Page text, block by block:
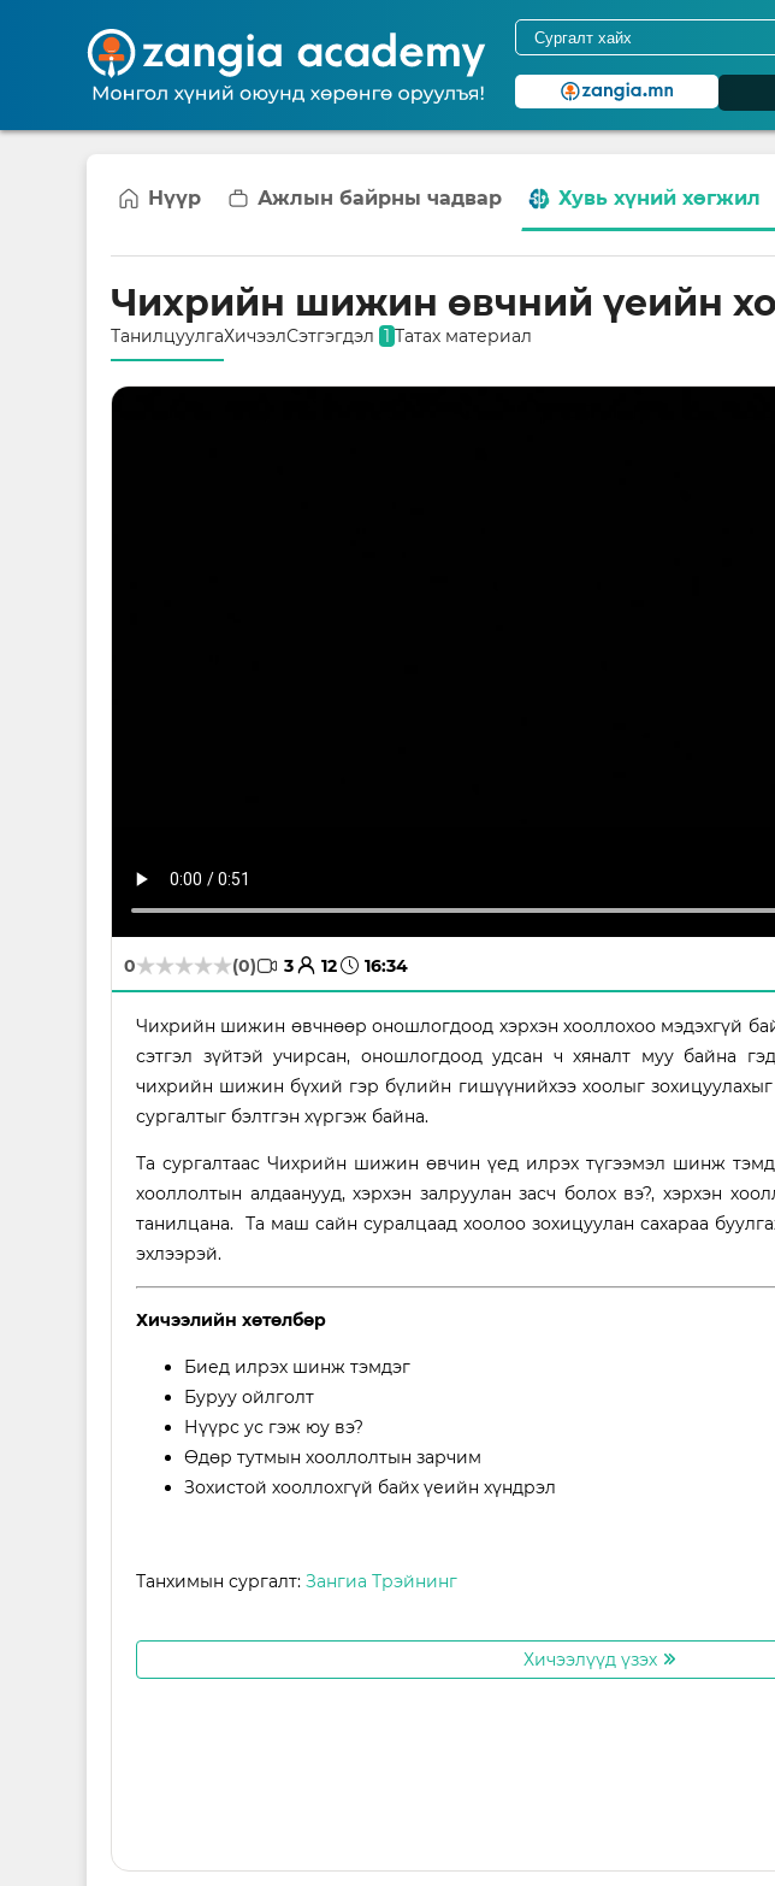
Нүүр Ажлын байрны чадвар Хувь хүний хөгжил
Чихрийн шижин өвчний үеийн
ТанилцуулгаХичээлСэтгэгдэл 1 Татах материал
0 (0) 3avatar 12time 16:34
Чихрийн шижин өвчнөөр оношлогдоод хэрхэн хооллохоо мэдэхгүй
сэтгэл зүйтэй учирсан, оношлогдоод удсан ч хяналт муу байна
чихрийн шижин бүхий гэр бүлийн гишүүнийхээ хоолыг зохицуулахыг
сургалтыг бэлтгэн хүргэж байна.
Та сургалтаас Чихрийн шижин өвчин үед илрэх түгээмэл шинж
хооллолтын алдаанууд, хэрхэн залруулан засч болох вэ?, хэрхэн
танилцана. Та маш сайн суралцаад хоолоо зохицуулан сахараа
эхлээрэй.
Хичээлийн хөтөлбөр
Биед илрэх шинж тэмдэг
Буруу ойлголт
Нүүрс ус гэж юу вэ?
Өдөр тутмын хооллолтын зарчим
Зохистой хооллохгүй байх үеийн хүндрэл
Танхимын сургалт: Зангиа Трэйнинг
Хичээлүүд үзэх go